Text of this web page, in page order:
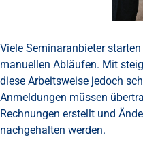
Viele Seminaranbieter
manuellen Abläufen. Mit
diese Arbeitsweise jedoch
Anmeldungen müssen
Rechnungen erstellt und
nachgehalten werden.